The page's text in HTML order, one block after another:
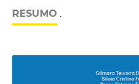
RESUMO .